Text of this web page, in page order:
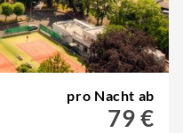
pro Nacht ab
79 €